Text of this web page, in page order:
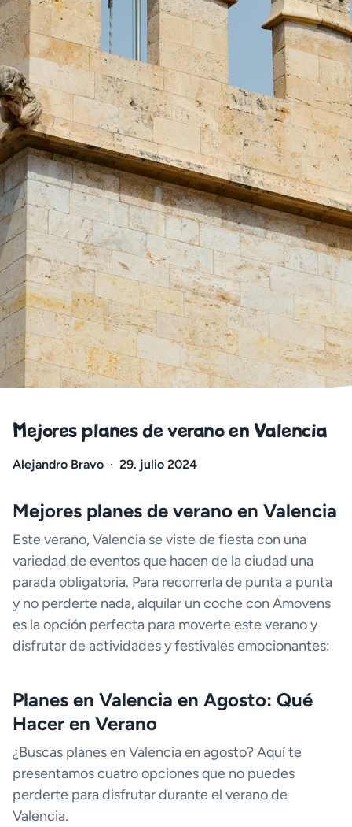
Mejores planes de verano en Valencia
Alejandro Bravo · 29. julio 2024
Mejores planes de verano en Valencia
Este verano, Valencia se viste de fiesta con una
variedad de eventos que hacen de la ciudad una
parada obligatoria. Para recorrerla de punta a punta
y no perderte nada, alquilar un coche con Amovens
es la opción perfecta para moverte este verano y
disfrutar de actividades y festivales emocionantes:
Planes en Valencia en Agosto: Qué
Hacer en Verano
¿Buscas planes en Valencia en agosto? Aquí te
presentamos cuatro opciones que no puedes
perderte para disfrutar durante el verano de
Valencia.